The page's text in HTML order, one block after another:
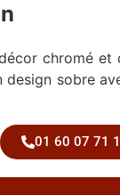
chromé et
design sobre
01 60 07 71